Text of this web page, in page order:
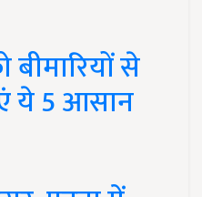
से
ये 5 आसान